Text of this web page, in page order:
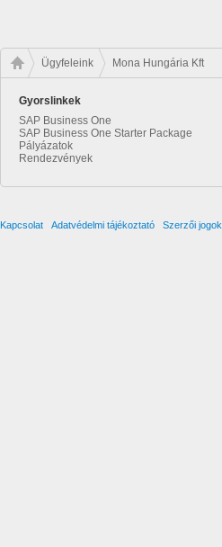
Ügyfeleink Mona Hungária Kft
Gyorslinkek
SAP Business One
SAP Business One Starter Package
Pályázatok
Rendezvények
Kapcsolat Adatvédelmi tájékoztató Szerzői jogok